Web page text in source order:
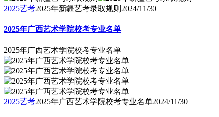
2025艺考2025年新疆艺考录取规则 2024/11/30
2025年广西艺术学院校考专业名单
2025年广西艺术学院校考专业名单
2025艺考2025年广西艺术学院校考专业名单2024/11/30